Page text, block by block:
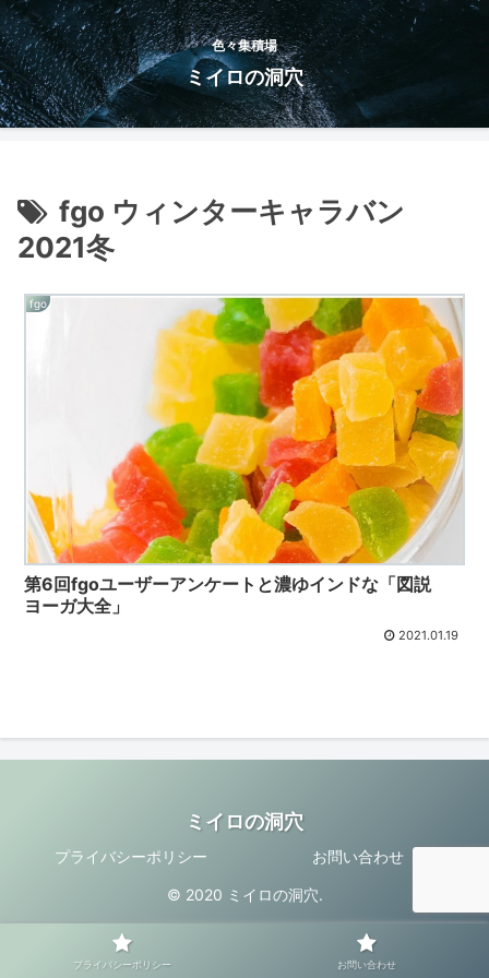
色々集積場
ミイロの洞穴
fgo ウィンターキャラバン
2021冬
fgo
第6回fgoユーザーアンケートと濃ゆインドな「図説
ヨーガ大全」
2021.01.19
ミイロの洞穴
プライバシーポリシー お問い合わせ
© 2020 ミイロの洞穴.
プライバシーポリシー お問い合わせ